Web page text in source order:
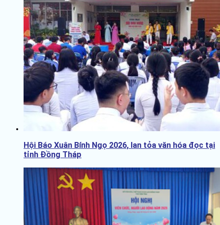
Hội Báo Xuân Bính Ngọ 2026, lan tỏa văn hóa đọc tại
tỉnh Đồng Tháp